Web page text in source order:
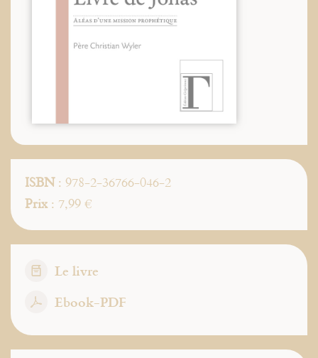
ISBN: 978-2-36766-046-2
Prix: 7,99 €
Le livre
Ebook-PDF